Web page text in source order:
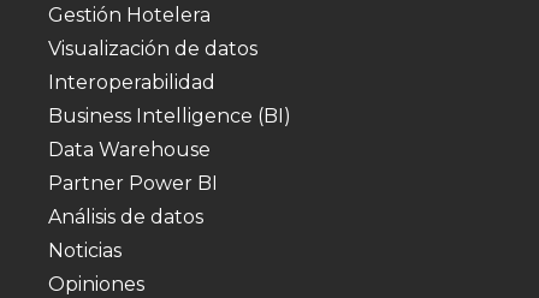
Gestión Hotelera
Visualización de datos
Interoperabilidad
Business Intelligence (BI)
Data Warehouse
Partner Power BI
Análisis de datos
Noticias
Opiniones